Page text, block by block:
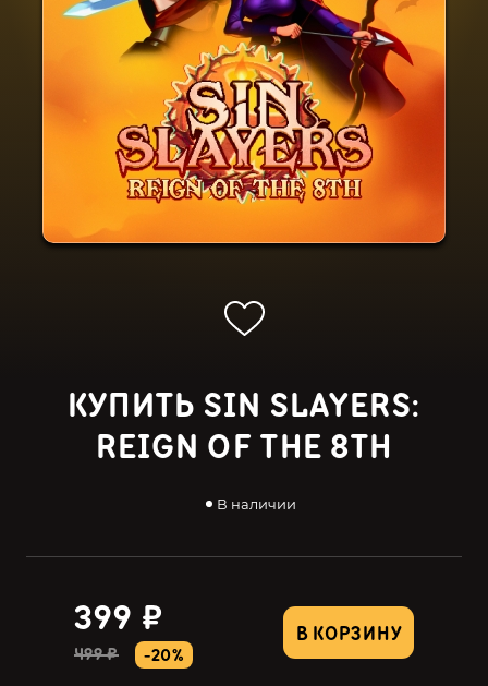
КУПИТЬ SIN SLAYERS:
REIGN OF THE 8TH
В наличии
В КОРЗИНУ
399 ₽
499 ₽ -20%